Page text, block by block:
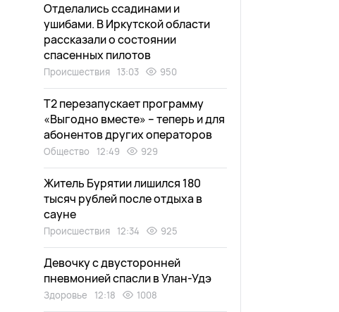
Отделались ссадинами и
ушибами. В Иркутской области
рассказали о состоянии
спасенных пилотов
Происшествия 13:03 950
Т2 перезапускает программу
«Выгодно вместе» – теперь и для
абонентов других операторов
Общество 12:49 929
Житель Бурятии лишился 180
тысяч рублей после отдыха в
сауне
Происшествия 12:34 925
Девочку с двусторонней
пневмонией спасли в Улан-Удэ
Здоровье 12:18 1008